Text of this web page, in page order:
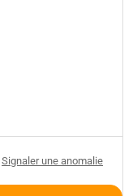
Signaler une anomalie